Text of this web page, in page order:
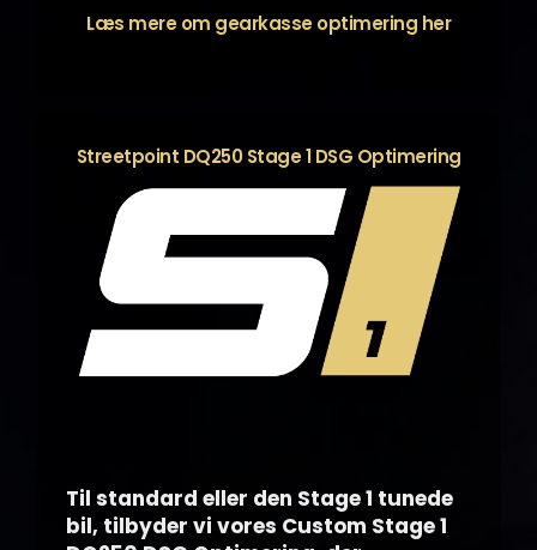
Læs mere om gearkasse optimering her
Streetpoint DQ250 Stage 1 DSG Optimering
Til standard eller den Stage 1 tunede
bil, tilbyder vi vores Custom Stage 1